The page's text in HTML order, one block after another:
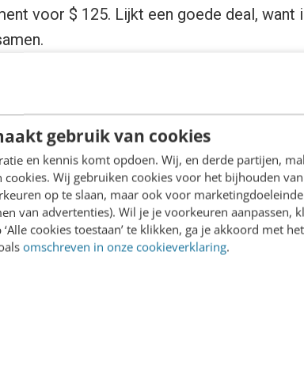
gebruik van cookies
en kennis komt opdoen. Wij, en derde partijen,
cookies. Wij gebruiken cookies voor het bijhouden van
op te slaan, maar ook voor
van advertenties). Wil je je voorkeuren aanpassen,
‘Alle cookies toestaan’ te klikken, ga je akkoord met het
omschreven in onze cookieverklaring.
voor $ 125. Lijkt een goede deal, want
af: waarom staat de print only optie er
even duur. Dan Ariely
aanbod. Wat bleek? Veel meer mensen
de print only optie was weggehaald. De
wel degelijk een functie!